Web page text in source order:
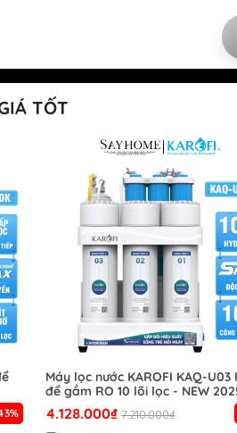
TỐT
Máy lọc nước KAROFI KAQ-U03
để gầm RO 10 lõi lọc - NEW
4.128.000₫ 7.210.000₫